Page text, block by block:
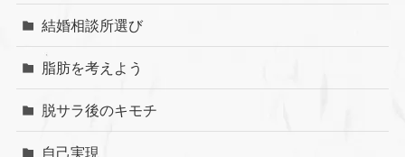
結婚相談所選び
脂肪を考えよう
脱サラ後のキモチ
自己実現